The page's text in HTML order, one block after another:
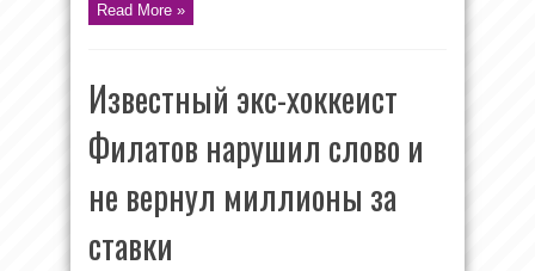
Read More »
Известный экс-хоккеист
Филатов нарушил слово и
не вернул миллионы за
ставки